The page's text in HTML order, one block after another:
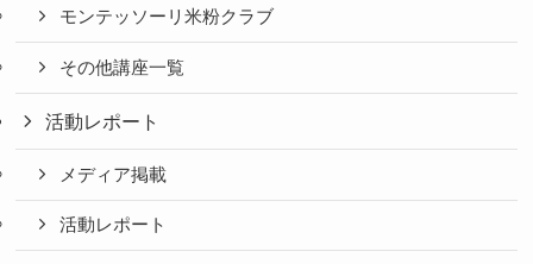
モンテッソーリ米粉クラブ
その他講座一覧
活動レポート
メディア掲載
活動レポート